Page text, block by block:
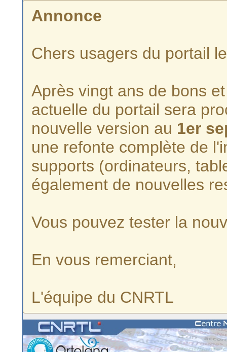
Annonce
Chers usagers du portail
Après vingt ans de bons
actuelle du portail sera
nouvelle version au 1er
une refonte complète de
supports (ordinateurs,
également de nouvelles
Vous pouvez tester la
En vous remerciant,
L'équipe du CNRTL